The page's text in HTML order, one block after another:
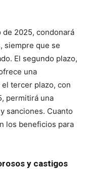
de 2025, condonará
siempre que se
El segundo plazo,
una
tercer plazo, con
permitirá una
sanciones. Cuanto
los beneficios para
y castigos